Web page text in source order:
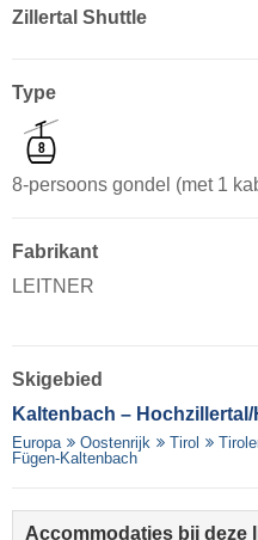
Zillertal Shuttle
Type
8-persoons gondel (met 1
Fabrikant
LEITNER
Skigebied
Kaltenbach –
Europa Oostenrijk Tirol
Fügen-Kaltenbach
Accommodaties bij deze